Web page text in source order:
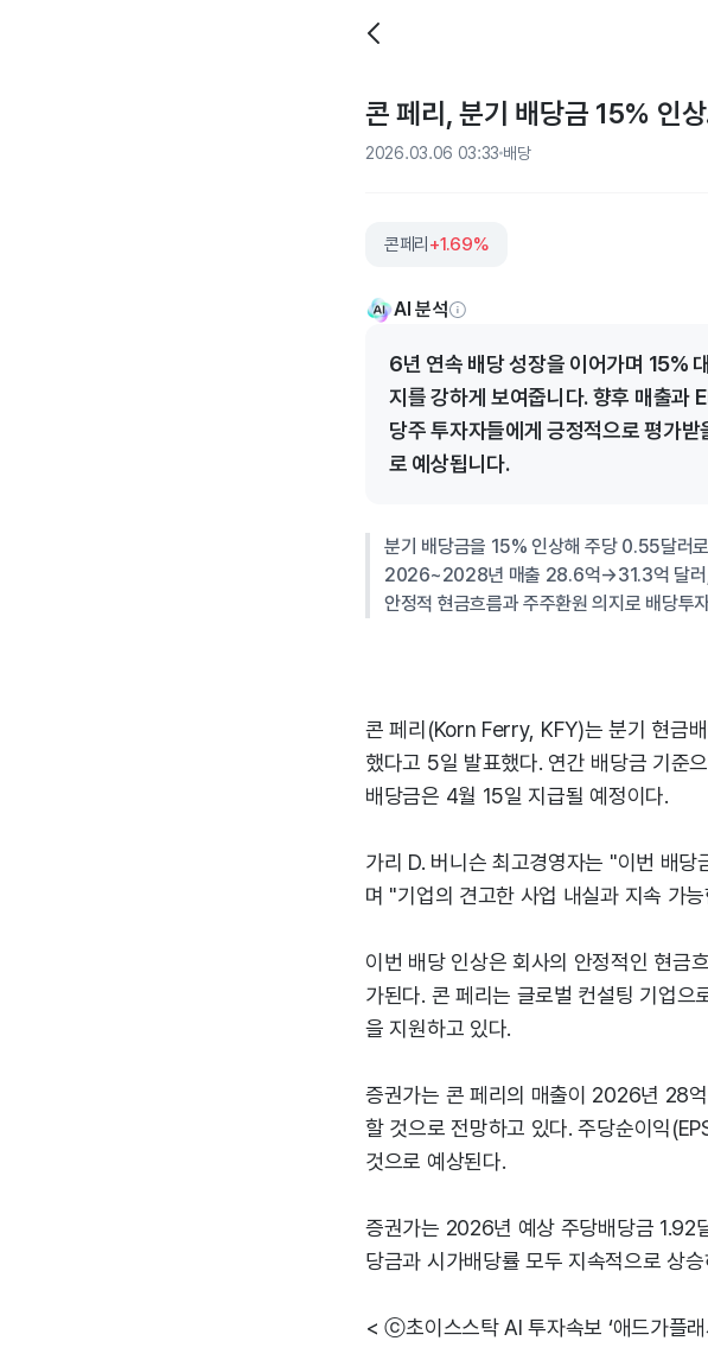
콘 페리, 분기 배당금 15% 인
2026.03.06 03:33 배당
콘페리 +1.69%
AI 분석
6년 연속 배당 성장을 이어가며 15%
지를 강하게 보여줍니다. 향후 매출과
당주 투자자들에게 긍정적으로 평가
로 예상됩니다.
분기 배당금을 15% 인상해 주당 0.55달러
2026~2028년 매출 28.6억→31.3억 달
안정적 현금흐름과 주주환원 의지로 배당투
콘 페리(Korn Ferry, KFY)는 분기 현금
했다고 5일 발표했다. 연간 배당금 기준
배당금은 4월 15일 지급될 예정이다.
가리 D. 버니슨 최고경영자는 "이번 배
며 "기업의 견고한 사업 내실과 지속 가
이번 배당 인상은 회사의 안정적인 현금
가된다. 콘 페리는 글로벌 컨설팅 기업
을 지원하고 있다.
증권가는 콘 페리의 매출이 2026년 28
할 것으로 전망하고 있다. 주당순이익
것으로 예상된다.
증권가는 2026년 예상 주당배당금 1.92
당금과 시가배당률 모두 지속적으로 상
< ⓒ초이스스탁 AI 투자속보 ‘애드가플